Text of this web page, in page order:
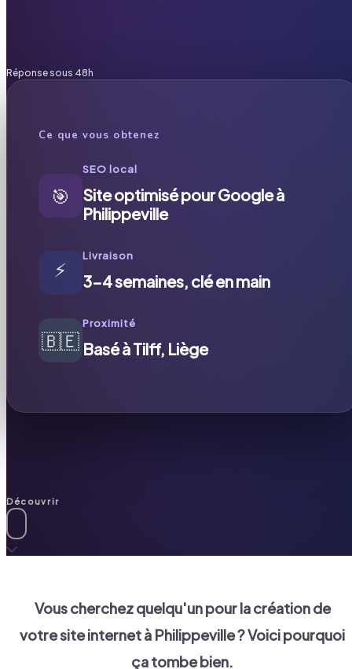
Réponse sous 48h
Ce que vous obtenez
🎯
SEO local
Site optimisé pour Google à
Philippeville
⚡
Livraison
3-4 semaines, clé en main
🇧🇪
Proximité
Basé à Tilff, Liège
Découvrir
Vous cherchez quelqu'un pour la création de
votre site internet à Philippeville? Voici pourquoi
ça tombe bien.